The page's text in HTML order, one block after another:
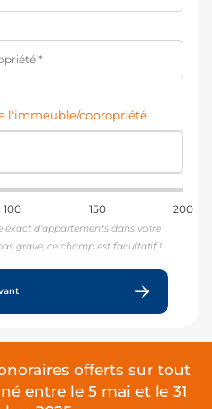
*
l'immeuble/copropriété
100 150 200
exact d'appartements dans votre
grave, ce champ est facultatif !
offerts sur tout
entre le 5 mai et le 31